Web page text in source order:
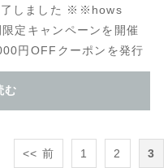
しました ※※hows
定キャンペーンを開催
円OFFクーポンを発行
間内は送料無料で商品...
む
<< 前 1 2 3